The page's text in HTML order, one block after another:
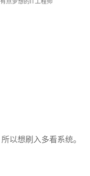
以想刷入多看系统。